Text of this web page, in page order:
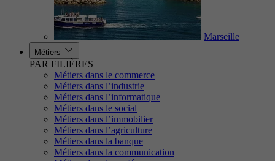
Marseille
Métiers
PAR FILIÈRES
Métiers dans le commerce
Métiers dans l’industrie
Métiers dans l’informatique
Métiers dans le social
Métiers dans l’immobilier
Métiers dans l’agriculture
Métiers dans la banque
Métiers dans la communication